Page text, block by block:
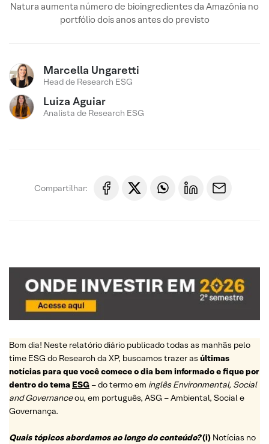
Natura aumenta número de bioingredientes da Amazônia no
portfólio dois anos antes do previsto
Marcella Ungaretti
Head de Research ESG
Luiza Aguiar
Analista de Research ESG
Compartilhar:
Bom dia! Neste relatório diário publicado todas as manhãs pelo
time ESG do Research da XP, buscamos trazer as últimas
notícias para que você comece o dia bem informado e fique por
dentro do tema ESG – do termo em inglês Environmental, Social
and Governanceou, em português, ASG – Ambiental, Social e
Governança.
Quais tópicos abordamos ao longo do conteúdo?(i) Notícias no